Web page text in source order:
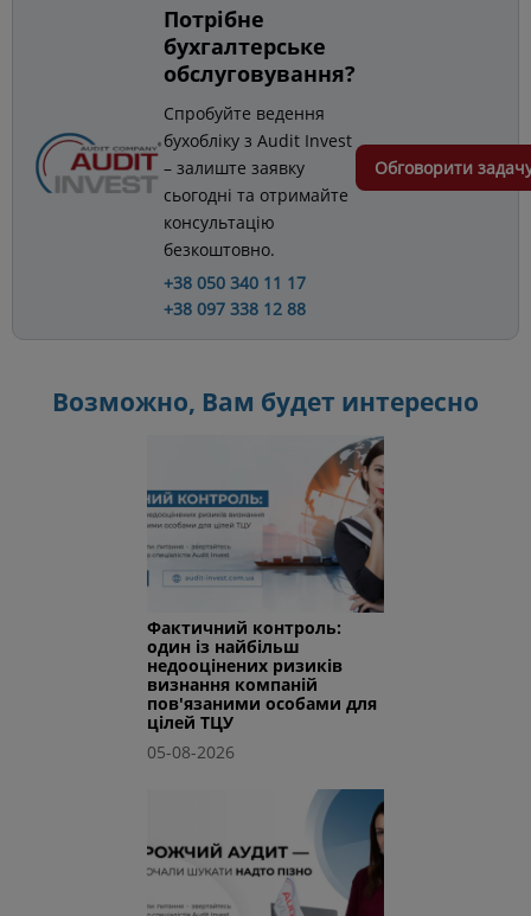
Потрібне
бухгалтерське
обслуговування?
Спробуйте ведення
бухобліку з Audit Invest
– залиште заявку
сьогодні та отримайте
консультацію
безкоштовно.
+38 050 340 11 17
+38 097 338 12 88
Обговорити
Возможно, Вам будет интересно
Фактичний контроль:
один із найбільш
недооцінених ризиків
визнання компаній
пов'язаними особами для
цілей ТЦУ
05-08-2026